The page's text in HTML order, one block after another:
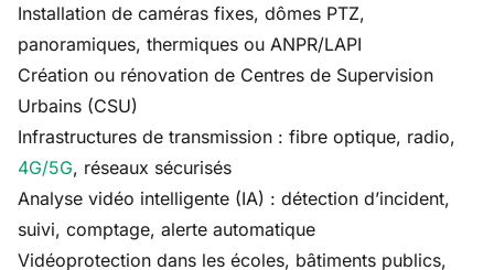
Installation de caméras fixes, dômes PTZ,
panoramiques, thermiques ou ANPR/LAPI
Création ou rénovation de Centres de Supervision
Urbains (CSU)
Infrastructures de transmission : fibre optique, radio,
4G/5G, réseaux sécurisés
Analyse vidéo intelligente (IA) : détection d’incident,
suivi, comptage, alerte automatique
Vidéoprotection dans les écoles, bâtiments publics,